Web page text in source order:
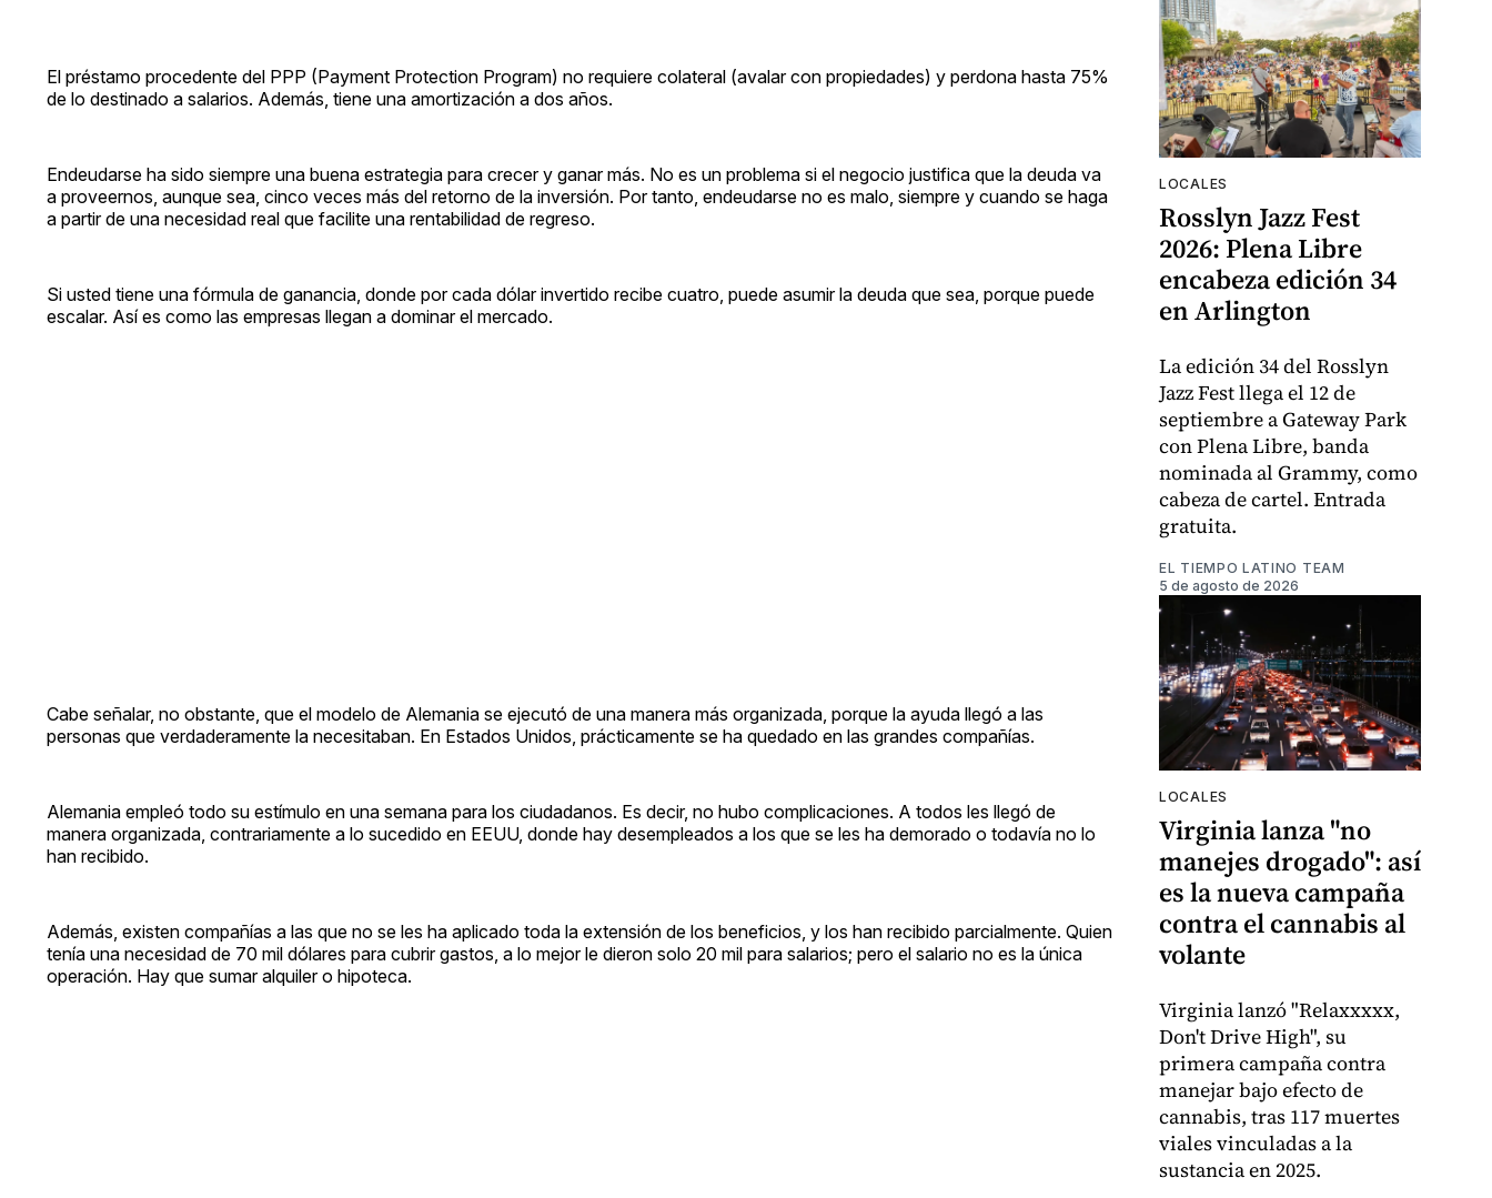
El préstamo procedente del PPP (Payment Protection Program) no requiere colateral (avalar con propiedades) y perdona hasta 75%
de lo destinado a salarios. Además, tiene una amortización a dos años.
Endeudarse ha sido siempre una buena estrategia para crecer y ganar más. No es un problema si el negocio justifica que la deuda va
a proveernos, aunque sea, cinco veces más del retorno de la inversión. Por tanto, endeudarse no es malo, siempre y cuando se haga
a partir de una necesidad real que facilite una rentabilidad de regreso.
Si usted tiene una fórmula de ganancia, donde por cada dólar invertido recibe cuatro, puede asumir la deuda que sea, porque puede
escalar. Así es como las empresas llegan a dominar el mercado.
Cabe señalar, no obstante, que el modelo de Alemania se ejecutó de una manera más organizada, porque la ayuda llegó a las
personas que verdaderamente la necesitaban. En Estados Unidos, prácticamente se ha quedado en las grandes compañías.
Alemania empleó todo su estímulo en una semana para los ciudadanos. Es decir, no hubo complicaciones. A todos les llegó de
manera organizada, contrariamente a lo sucedido en EEUU, donde hay desempleados a los que se les ha demorado o todavía no lo
han recibido.
Además, existen compañías a las que no se les ha aplicado toda la extensión de los beneficios, y los han recibido parcialmente. Quien
tenía una necesidad de 70 mil dólares para cubrir gastos, a lo mejor le dieron solo 20 mil para salarios; pero el salario no es la única
operación. Hay que sumar alquiler o hipoteca.
LOCALES
Rosslyn Jazz Fest
2026: Plena Libre
encabeza edición 34
en Arlington
La edición 34 del Rosslyn
Jazz Fest llega el 12 de
septiembre a Gateway Park
con Plena Libre, banda
nominada al Grammy, como
cabeza de cartel. Entrada
gratuita.
EL TIEMPO LATINO TEAM
5 de agosto de 2026
LOCALES
Virginia lanza "no
manejes drogado": así
es la nueva campaña
contra el cannabis al
volante
Virginia lanzó "Relaxxxxx,
Don't Drive High", su
primera campaña contra
manejar bajo efecto de
cannabis, tras 117 muertes
viales vinculadas a la
sustancia en 2025.